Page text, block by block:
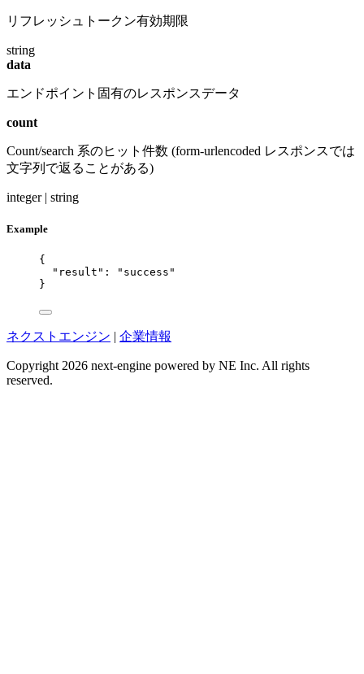
リフレッシュトークン有効期限
string
data
エンドポイント固有のレスポンスデータ
count
Count/search 系のヒット件数 (form-urlencoded レスポンスでは
文字列で返ることがある)
integer | string
Example
{
"result" : " success "
}
ネクストエンジン | 企業情報
Copyright 2026 next-engine powered by NE Inc. All rights
reserved.